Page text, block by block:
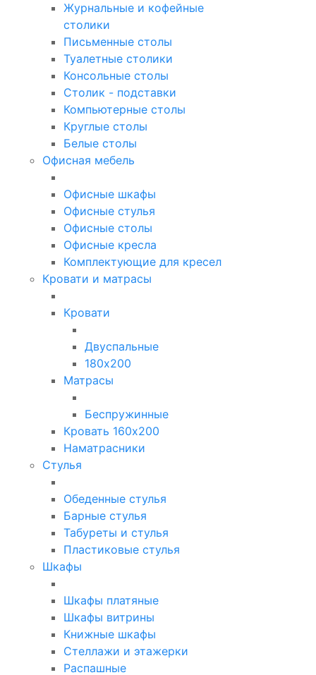
Журнальные и кофейные
столики
Письменные столы
Туалетные столики
Консольные столы
Столик - подставки
Компьютерные столы
Круглые столы
Белые столы
Офисная мебель
Офисные шкафы
Офисные стулья
Офисные столы
Офисные кресла
Комплектующие для кресел
Кровати и матрасы
Кровати
Двуспальные
180х200
Матрасы
Беспружинные
Кровать 160х200
Наматрасники
Стулья
Обеденные стулья
Барные стулья
Табуреты и стулья
Пластиковые стулья
Шкафы
Шкафы платяные
Шкафы витрины
Книжные шкафы
Стеллажи и этажерки
Распашные